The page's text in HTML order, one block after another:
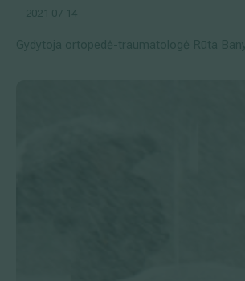
2021 07 14
Gydytoja ortopedė-traumatologė Rūta